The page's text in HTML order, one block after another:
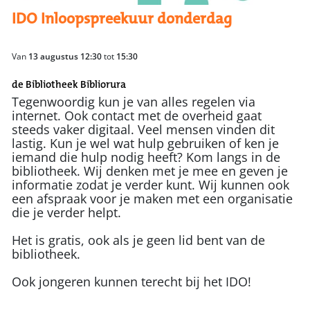
IDO Inloopspreekuur donderdag
Van 13 augustus 12:30tot 15:30
de Bibliotheek Bibliorura
Tegenwoordig kun je van alles regelen via
internet. Ook contact met de overheid gaat
steeds vaker digitaal. Veel mensen vinden dit
lastig. Kun je wel wat hulp gebruiken of ken je
iemand die hulp nodig heeft? Kom langs in de
bibliotheek. Wij denken met je mee en geven je
informatie zodat je verder kunt. Wij kunnen ook
een afspraak voor je maken met een organisatie
die je verder helpt.
Het is gratis, ook als je geen lid bent van de
bibliotheek.
Ook jongeren kunnen terecht bij het IDO!